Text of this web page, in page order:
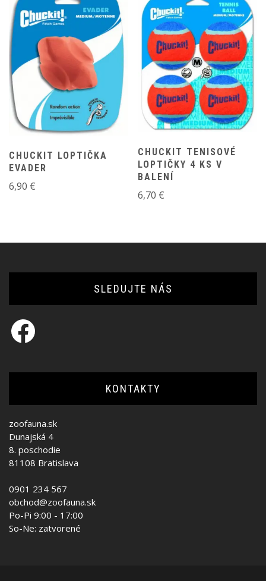
CHUCKIT LOPTIČKA
EVADER
6,90 €
CHUCKIT TENISOVÉ
LOPTIČKY 4 KS V
BALENÍ
6,70 €
SLEDUJTE NÁS
Facebook
KONTAKTY
zoofauna.sk
Dunajská 4
8. poschodie
81108 Bratislava
0901 234 567
obchod@zoofauna.sk
Po-Pi 9:00 - 17:00
So-Ne: zatvorené